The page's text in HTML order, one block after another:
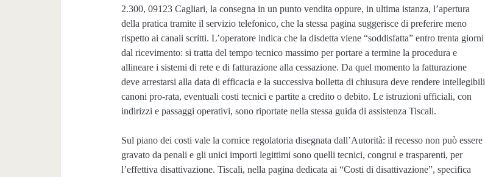
2.300, 09123 Cagliari, la consegna in un punto vendita oppure, in ultima istanza, l’apertura
della pratica tramite il servizio telefonico, che la stessa pagina suggerisce di preferire meno
rispetto ai canali scritti. L’operatore indica che la disdetta viene “soddisfatta” entro trenta giorni
dal ricevimento: si tratta del tempo tecnico massimo per portare a termine la procedura e
allineare i sistemi di rete e di fatturazione alla cessazione. Da quel momento la fatturazione
deve arrestarsi alla data di efficacia e la successiva bolletta di chiusura deve rendere intellegibili
canoni pro-rata, eventuali costi tecnici e partite a credito o debito. Le istruzioni ufficiali, con
indirizzi e passaggi operativi, sono riportate nella stessa guida di assistenza Tiscali.
Sul piano dei costi vale la cornice regolatoria disegnata dall’Autorità: il recesso non può essere
gravato da penali e gli unici importi legittimi sono quelli tecnici, congrui e trasparenti, per
l’effettiva disattivazione. Tiscali, nella pagina dedicata ai “Costi di disattivazione”, specifica